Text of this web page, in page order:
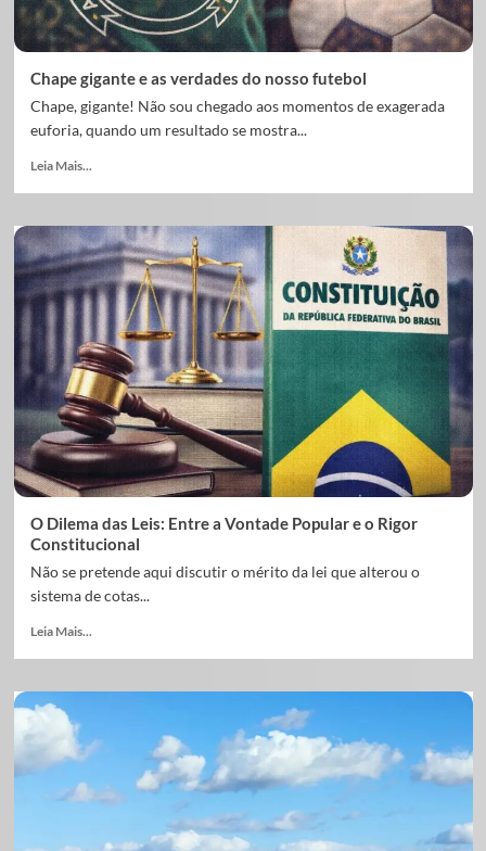
Chape gigante e as verdades do nosso futebol
Chape, gigante! Não sou chegado aos momentos de exagerada
euforia, quando um resultado se mostra...
Leia Mais...
O Dilema das Leis: Entre a Vontade Popular e o Rigor
Constitucional
Não se pretende aqui discutir o mérito da lei que alterou o
sistema de cotas...
Leia Mais...